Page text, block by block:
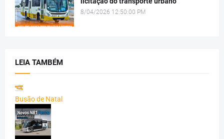
8/04/2026 12:50:00 PM
LEIA TAMBÉM
Busão de Natal